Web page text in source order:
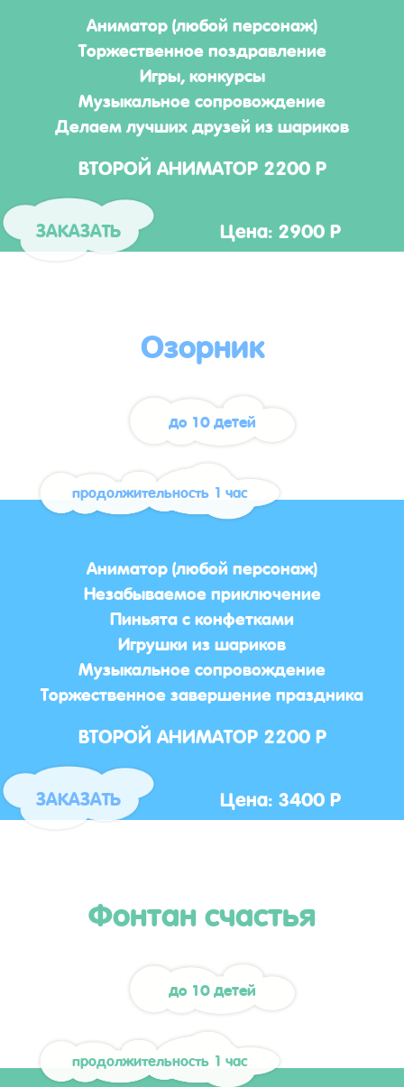
Аниматор (любой персонаж)
Торжественное поздравление
Игры, конкурсы
Музыкальное сопровождение
Делаем лучших друзей из шариков
ВТОРОЙ АНИМАТОР 2200 Р
ЗАКАЗАТЬ Цена: 2900 Р
Озорник
до 10 детей
продолжительность 1 час
Аниматор (любой персонаж)
Незабываемое приключение
Пиньята с конфетками
Игрушки из шариков
Музыкальное сопровождение
Торжественное завершение праздника
ВТОРОЙ АНИМАТОР 2200 Р
ЗАКАЗАТЬ Цена: 3400 Р
Фонтан счастья
до 10 детей
продолжительность 1 час